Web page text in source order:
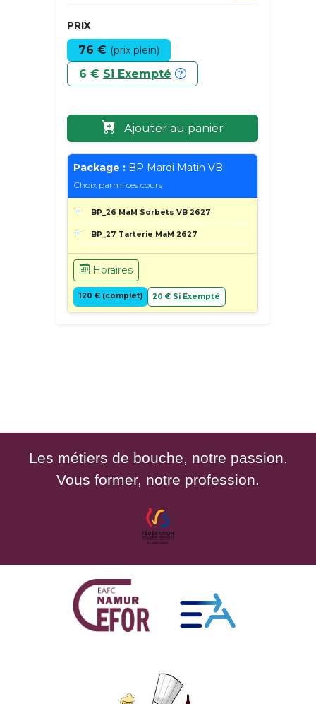
PRIX
76 € (prix plein)
6 € Si Exempté
Ajouter au panier
Package : BP Mardi Matin VB
Choix parmi ces cours
BP_26 MaM Sorbets VB 2627
BP_27 Tarterie MaM 2627
Horaires
120 € (complet) 20 € Si Exempté
Les métiers de bouche, notre passion.
Vous former, notre profession.